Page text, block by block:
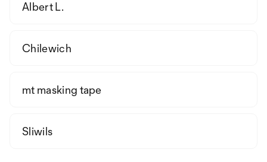
Albert L.
Chilewich
mt masking tape
Sliwils